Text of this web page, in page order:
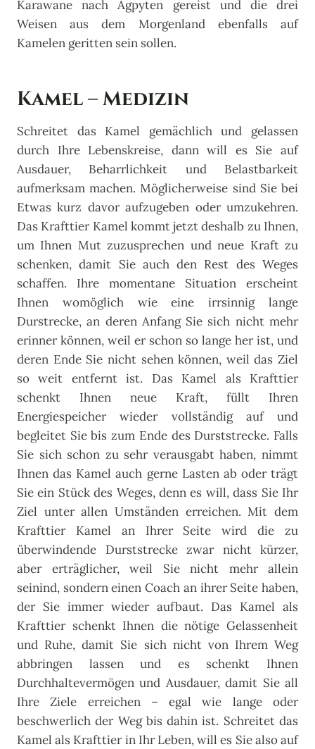
Karawane nach Ägpyten gereist und die drei
Weisen aus dem Morgenland ebenfalls auf
Kamelen geritten sein sollen.
Kamel – Medizin
Schreitet das Kamel gemächlich und gelassen
durch Ihre Lebenskreise, dann will es Sie auf
Ausdauer, Beharrlichkeit und Belastbarkeit
aufmerksam machen. Möglicherweise sind Sie bei
Etwas kurz davor aufzugeben oder umzukehren.
Das Krafttier Kamel kommt jetzt deshalb zu Ihnen,
um Ihnen Mut zuzusprechen und neue Kraft zu
schenken, damit Sie auch den Rest des Weges
schaffen. Ihre momentane Situation erscheint
Ihnen womöglich wie eine irrsinnig lange
Durstrecke, an deren Anfang Sie sich nicht mehr
erinner können, weil er schon so lange her ist, und
deren Ende Sie nicht sehen können, weil das Ziel
so weit entfernt ist. Das Kamel als Krafttier
schenkt Ihnen neue Kraft, füllt Ihren
Energiespeicher wieder vollständig auf und
begleitet Sie bis zum Ende des Durststrecke. Falls
Sie sich schon zu sehr verausgabt haben, nimmt
Ihnen das Kamel auch gerne Lasten ab oder trägt
Sie ein Stück des Weges, denn es will, dass Sie Ihr
Ziel unter allen Umständen erreichen. Mit dem
Krafttier Kamel an Ihrer Seite wird die zu
überwindende Durststrecke zwar nicht kürzer,
aber erträglicher, weil Sie nicht mehr allein
seinind, sondern einen Coach an ihrer Seite haben,
der Sie immer wieder aufbaut. Das Kamel als
Krafttier schenkt Ihnen die nötige Gelassenheit
und Ruhe, damit Sie sich nicht von Ihrem Weg
abbringen lassen und es schenkt Ihnen
Durchhaltevermögen und Ausdauer, damit Sie all
Ihre Ziele erreichen – egal wie lange oder
beschwerlich der Weg bis dahin ist. Schreitet das
Kamel als Krafttier in Ihr Leben, will es Sie also auf